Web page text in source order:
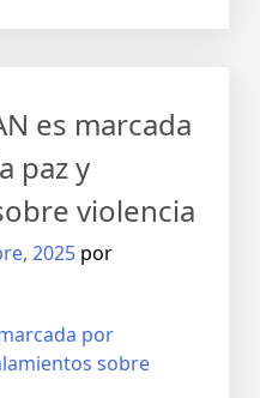
es marcada
paz y
violencia
2025 por